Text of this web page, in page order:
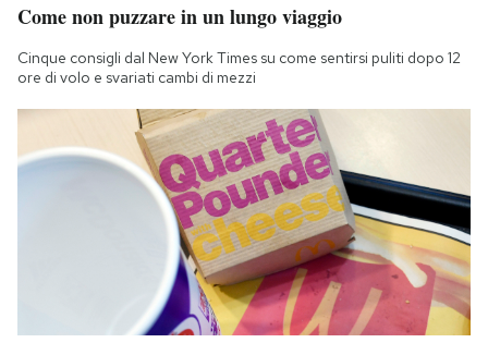
Come non puzzare in un lungo viaggio
Cinque consigli dal New York Times su come sentirsi puliti dopo 12
ore di volo e svariati cambi di mezzi